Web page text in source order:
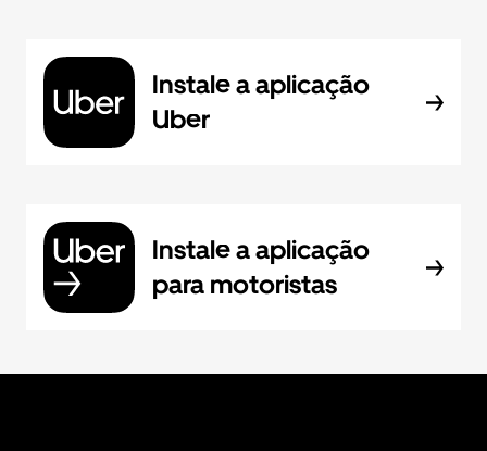
Instale a aplicação
Uber
Instale a aplicação
para motoristas